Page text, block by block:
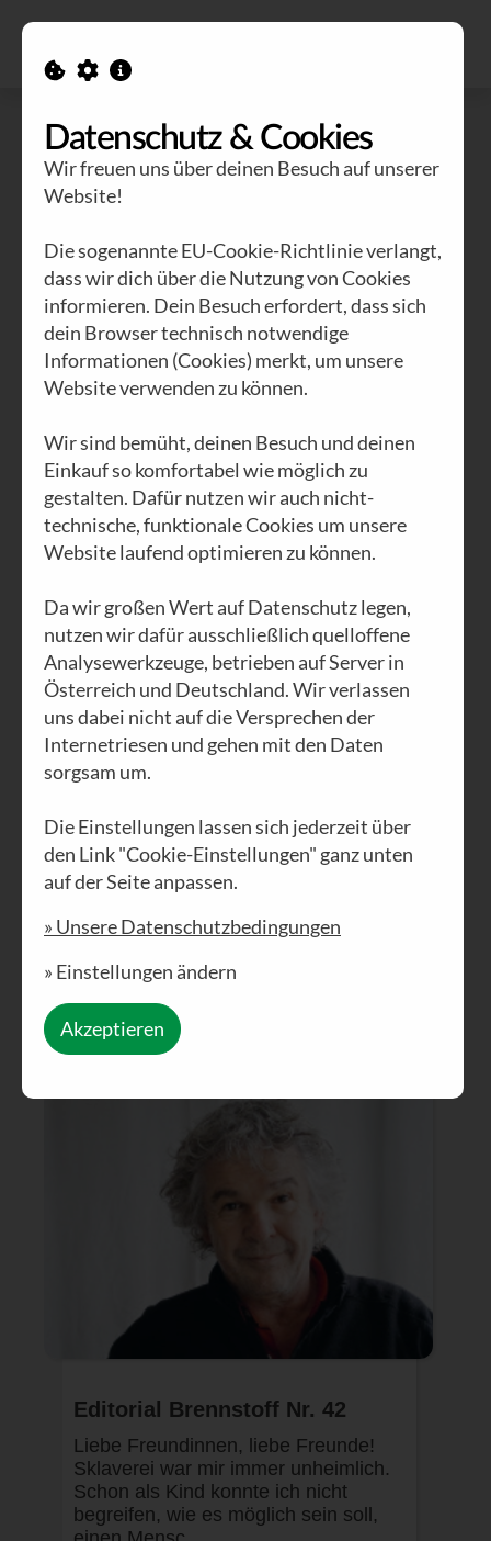
AUSGABE N°42
Traum +
Wirklichkeit
PDF DOWNLOAD
Editorial Brennstoff Nr. 42
Liebe Freundinnen, liebe Freunde!
Sklaverei war mir immer unheimlich.
Schon als Kind konnte ich nicht
begreifen, wie es möglich sein soll,
Datenschutz & Cookies
Wir freuen uns über deinen Besuch auf unserer
Website!
Die sogenannte EU-Cookie-Richtlinie verlangt,
dass wir dich über die Nutzung von Cookies
informieren. Dein Besuch erfordert, dass sich
dein Browser technisch notwendige
Informationen (Cookies) merkt, um unsere
Website verwenden zu können.
Wir sind bemüht, deinen Besuch und deinen
Einkauf so komfortabel wie möglich zu
gestalten. Dafür nutzen wir auch nicht-
technische, funktionale Cookies um unsere
Website laufend optimieren zu können.
Da wir großen Wert auf Datenschutz legen,
nutzen wir dafür ausschließlich quelloffene
Analysewerkzeuge, betrieben auf Server in
Österreich und Deutschland. Wir verlassen
uns dabei nicht auf die Versprechen der
Internetriesen und gehen mit den Daten
sorgsam um.
Die Einstellungen lassen sich jederzeit über
den Link "Cookie-Einstellungen" ganz unten
auf der Seite anpassen.
» Unsere Datenschutzbedingungen
» Einstellungen ändern
Akzeptieren